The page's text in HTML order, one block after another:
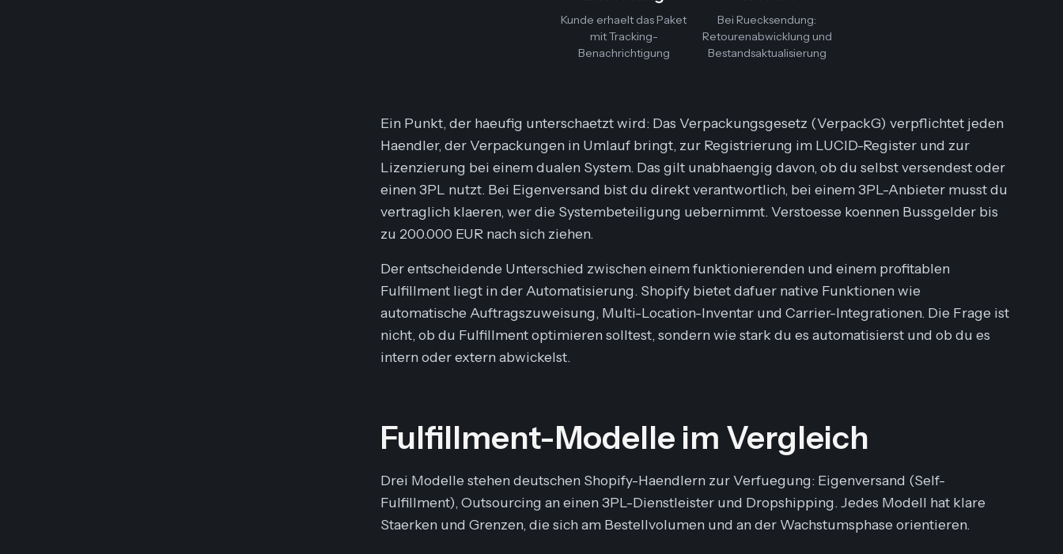
Kunde erhaelt das Paket
mit Tracking-
Benachrichtigung
Bei Ruecksendung:
Retourenabwicklung und
Bestandsaktualisierung
Ein Punkt, der haeufig unterschaetzt wird: Das Verpackungsgesetz (VerpackG) verpflichtet jeden
Haendler, der Verpackungen in Umlauf bringt, zur Registrierung im LUCID-Register und zur
Lizenzierung bei einem dualen System. Das gilt unabhaengig davon, ob du selbst versendest oder
einen 3PL nutzt. Bei Eigenversand bist du direkt verantwortlich, bei einem 3PL-Anbieter musst du
vertraglich klaeren, wer die Systembeteiligung uebernimmt. Verstoesse koennen Bussgelder bis
zu 200.000 EUR nach sich ziehen.
Der entscheidende Unterschied zwischen einem funktionierenden und einem profitablen
Fulfillment liegt in der Automatisierung. Shopify bietet dafuer native Funktionen wie
automatische Auftragszuweisung, Multi-Location-Inventar und Carrier-Integrationen. Die Frage ist
nicht, ob du Fulfillment optimieren solltest, sondern wie stark du es automatisierst und ob du es
intern oder extern abwickelst.
Fulfillment-Modelle im Vergleich
Drei Modelle stehen deutschen Shopify-Haendlern zur Verfuegung: Eigenversand (Self-
Fulfillment), Outsourcing an einen 3PL-Dienstleister und Dropshipping. Jedes Modell hat klare
Staerken und Grenzen, die sich am Bestellvolumen und an der Wachstumsphase orientieren.